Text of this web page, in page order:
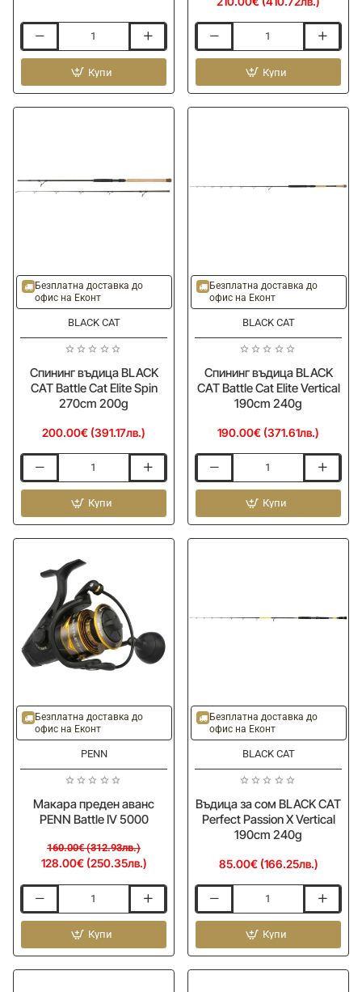
KORUM
Standing
Side
Купи
въдица
CAT
Battle
Купи
Безплатна доставка до
офис на Еконт
BLACK CAT
Спининг въдица BLACK
CAT Battle Cat Elite Spin
270cm 200g
200.00€ (391.17лв.)
въдица
CAT
Battle
Spin
270cm
200g
Купи
Безплатна доставка до
офис на Еконт
BLACK CAT
Спининг въдица BLACK
CAT Battle Cat Elite Vertical
190cm 240g
190.00€ (371.61лв.)
въдица
CAT
Battle
Купи
-20%
Безплатна доставка до
офис на Еконт
PENN
Макара преден аванс
PENN Battle IV 5000
128.00€ (250.35лв.)
160.00€ (312.93лв.)
преден
PENN
Battle
Купи
Безплатна доставка до
офис на Еконт
BLACK CAT
Въдица за сом BLACK CAT
Perfect Passion X Vertical
190cm 240g
85.00€ (166.25лв.)
за
BLACK
CAT
Купи